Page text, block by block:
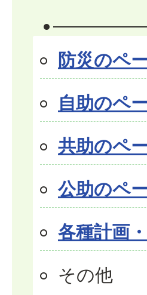
防災のペ
自助のペ
共助のペ
公助のペ
各種計画
その他